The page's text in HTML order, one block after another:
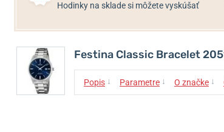
Hodinky na sklade si môžete vyskúšať
Festina Classic Bracelet
Popis ↓ Parametre ↓ O značke ↓